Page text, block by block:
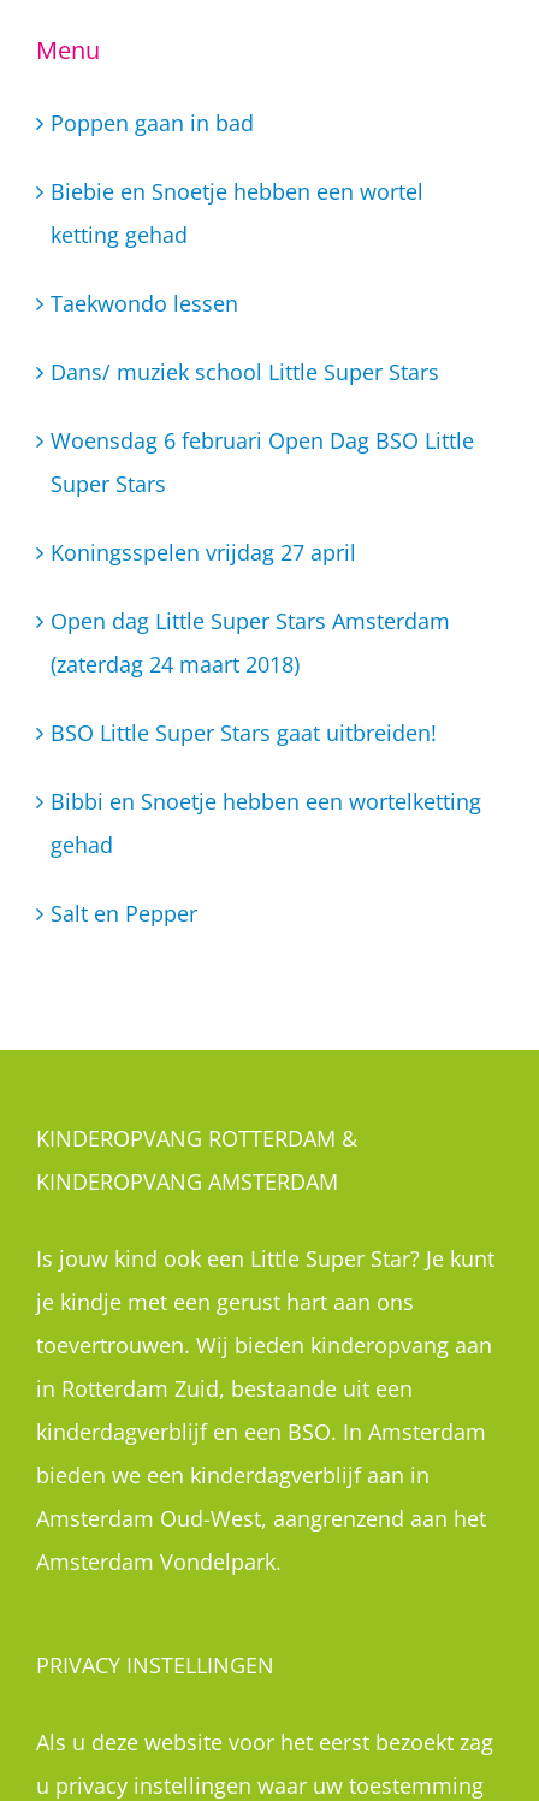
Menu
Poppen gaan in bad
Biebie en Snoetje hebben een wortel
ketting gehad
Taekwondo lessen
Dans/ muziek school Little Super Stars
Woensdag 6 februari Open Dag BSO Little
Super Stars
Koningsspelen vrijdag 27 april
Open dag Little Super Stars Amsterdam
(zaterdag 24 maart 2018)
BSO Little Super Stars gaat uitbreiden!
Bibbi en Snoetje hebben een wortelketting
gehad
Salt en Pepper
KINDEROPVANG ROTTERDAM &
KINDEROPVANG AMSTERDAM
Is jouw kind ook een Little Super Star? Je kunt
je kindje met een gerust hart aan ons
toevertrouwen. Wij bieden kinderopvang aan
in Rotterdam Zuid, bestaande uit een
kinderdagverblijf en een BSO. In Amsterdam
bieden we een kinderdagverblijf aan in
Amsterdam Oud-West, aangrenzend aan het
Amsterdam Vondelpark.
PRIVACY INSTELLINGEN
Als u deze website voor het eerst bezoekt zag
u privacy instellingen waar uw toestemming